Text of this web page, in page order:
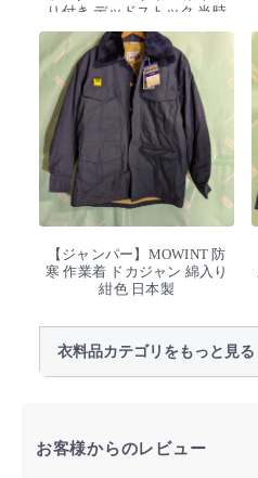
り付き デッドストック 当時
物
【ジャンパー】MOWINT 防
寒 作業着 ドカジャン 綿入り
紺色 日本製
衣料品カテゴリをもっと見る
お客様からのレビュー